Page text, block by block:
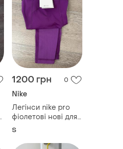
1200 грн 0
Nike
Легінси nike pro
фіолетові нові для
спорту жіночі
S